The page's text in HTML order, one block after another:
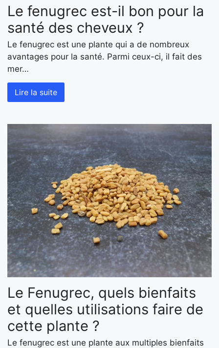
Le fenugrec est-il bon pour la
santé des cheveux ?
Le fenugrec est une plante qui a de nombreux
avantages pour la santé. Parmi ceux-ci, il fait des
mer…
Lire la suite
Le Fenugrec, quels bienfaits
et quelles utilisations faire de
cette plante ?
Le fenugrec est une plante aux multiples bienfaits